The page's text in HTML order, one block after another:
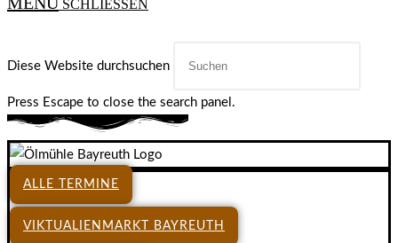
SCHLIESSEN
Diese Website durchsuchen
Press Escape to close the search panel.
ALLE TERMINE
VIKTUALIENMARKT BAYREUTH